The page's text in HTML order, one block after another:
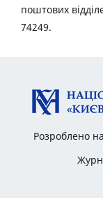
поштових
74249.
Розроблено